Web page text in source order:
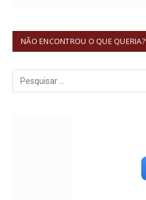
NÃO ENCONTROU O QUE QUERIA?